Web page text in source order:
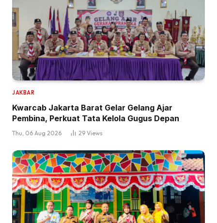
JAKBAR
Kwarcab Jakarta Barat Gelar Gelang Ajar
Pembina, Perkuat Tata Kelola Gugus Depan
Thu, 06 Aug 2026 29 Views